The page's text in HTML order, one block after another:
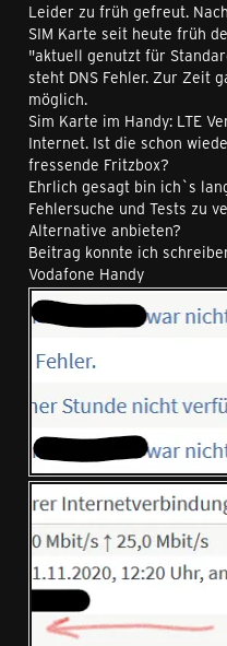
Leider zu früh gefreut.
SIM Karte seit heute früh
"aktuell genutzt für
steht DNS Fehler. Zur Zeit
möglich.
Sim Karte im Handy: LTE
Internet. Ist die schon
fressende Fritzbox?
Ehrlich gesagt bin ich`s
Fehlersuche und Tests zu
Alternative anbieten?
Beitrag konnte ich
Vodafone Handy